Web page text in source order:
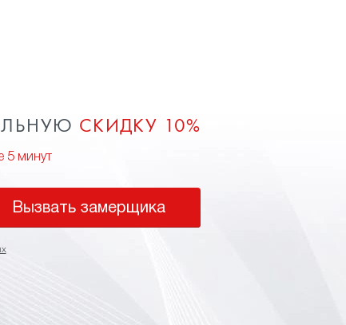
СКИДКУ 10%
5 минут
Вызвать замерщика